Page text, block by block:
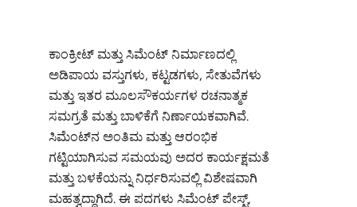
ಕಾಂಕ್ರೀಟ್ ಮತ್ತು ಸಿಮೆಂಟ್‌ ನಿರ್ಮಾಣದಲ್ಲಿ
ಅಡಿಪಾಯ ವಸ್ತುಗಳು, ಕಟ್ಟಡಗಳು, ಸೇತುವೆಗಳು
ಮತ್ತು ಇತರ ಮೂಲಸೌಕರ್ಯಗಳ ರಚನಾತ್ಮಕ
ಸಮಗ್ರತೆ ಮತ್ತು ಬಾಳಿಕೆಗೆ ನಿರ್ಣಾಯಕವಾಗಿವೆ.
ಸಿಮೆಂಟ್‌ನ ಅಂತಿಮ ಮತ್ತು ಆರಂಭಿಕ
ಗಟ್ಟಿಯಾಗಿಸುವ ಸಮಯವು ಅದರ ಕಾರ್ಯಕ್ಷಮತೆ
ಮತ್ತು ಬಳಕೆಯನ್ನು ನಿರ್ಧರಿಸುವಲ್ಲಿ ವಿಶೇಷವಾಗಿ
ಮಹತ್ವದ್ದಾಗಿದೆ. ಈ ಪದಗಳು ಸಿಮೆಂಟ್ ಪೇಸ್ಟ್,